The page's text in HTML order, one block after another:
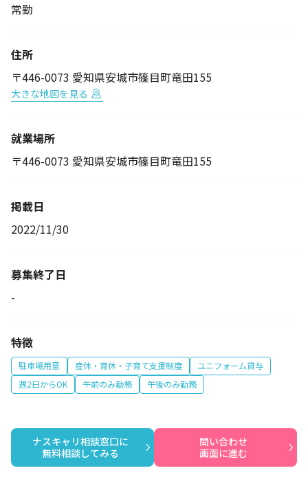
常勤
住所
〒446-0073 愛知県安城市篠目町竜田155
大きな地図を見る
就業場所
〒446-0073 愛知県安城市篠目町竜田155
掲載日
2022/11/30
募集終了日
-
特徴
駐車場用意 産休・育休・子育て支援制度
ユニフォーム貸与
週2日からOK
午前のみ勤務 午後のみ勤務
ナスキャリ相談窓口に
無料相談してみる
問い合わせ
画面に進む